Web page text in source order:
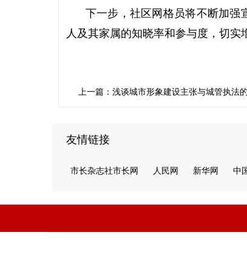
下一步，社区网格员将不断加强
人及其家属的知晓率和参与度，切实
上一篇：浅谈城市形象建设主张与城管执
友情链接
市长杂志社市长网 人民网 新华网 中